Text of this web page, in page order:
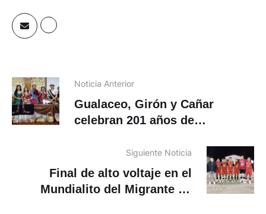
Noticia Anterior
Gualaceo, Girón y Cañar
celebran 201 años de
eventos para este fin de
semana.
Siguiente Noticia
Final de alto voltaje en el
Mundialito del Migrante en